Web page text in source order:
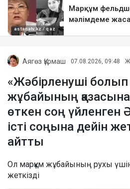
Аягөз Құрмаш 07.08.2026, 09:48
«Жәбірленуші болып
жұбайының
өткен соң үйленген
істі соңына дейін
айтты
Ол марқұм жұбайының рухы
жеткізді